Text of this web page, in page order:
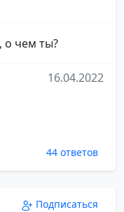
о чем ты?
16.04.2022
44 ответов
Подписаться